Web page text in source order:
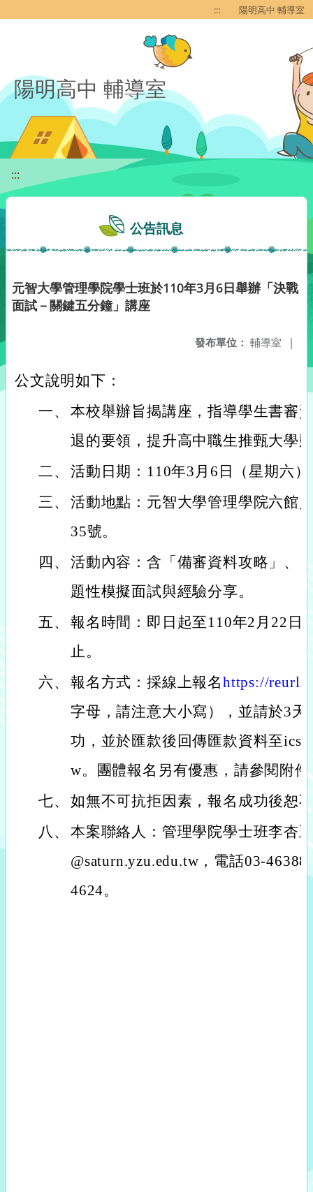
::: 陽明高中 輔導室
陽明高中 輔導室
:::
公告訊息
元智大學管理學院學士班於110年3月6日舉辦「決戰
面試－關鍵五分鐘」講座
發布單位： 輔導室 |
公文說明如下：
一、 本校舉辦旨揭講座，指導學生書審
退的要領，提升高中職生推甄大學
二、 活動日期：110年3月6日（星期六
三、 活動地點：元智大學管理學院六館
35號。
四、 活動內容：含「備審資料攻略」、
題性模擬面試與經驗分享。
五、 報名時間：即日起至110年2月22日
止。
六、 報名方式：採線上報名https://
字母，請注意大小寫），並請於3
功，並於匯款後回傳匯款資料至
w。團體報名另有優惠，請參閱附
七、 如無不可抗拒因素，報名成功後恕
八、 本案聯絡人：管理學院學士班李杏
@saturn.yzu.edu.tw，電話03-
4624。